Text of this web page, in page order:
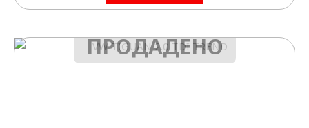
ПРОДАДЕНО